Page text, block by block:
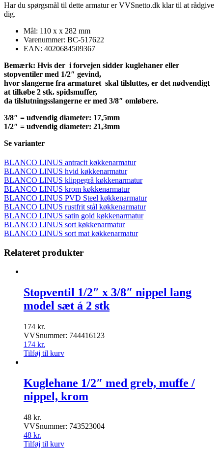
Har du spørgsmål til dette armatur er VVSnetto.dk klar til at rådgive
dig.
Mål: 110 x x 282 mm
Varenummer: BC-517622
EAN: 4020684509367
Bemærk: Hvis der i forvejen sidder kuglehaner eller
stopventiler med 1/2″ gevind,
hvor slangerne fra armaturet skal tilsluttes, er det nødvendigt
at tilkøbe 2 stk. spidsmuffer,
da tilslutningsslangerne er med 3/8″ omløbere.
3/8″ = udvendig diameter: 17,5mm
1/2″ = udvendig diameter: 21,3mm
Se varianter
BLANCO LINUS antracit køkkenarmatur
BLANCO LINUS hvid køkkenarmatur
BLANCO LINUS klippegrå køkkenarmatur
BLANCO LINUS krom køkkenarmatur
BLANCO LINUS PVD Steel køkkenarmatur
BLANCO LINUS rustfrit stål køkkenarmatur
BLANCO LINUS satin gold køkkenarmatur
BLANCO LINUS sort køkkenarmatur
BLANCO LINUS sort mat køkkenarmatur
Relateret produkter
Stopventil 1/2″ x 3/8″ nippel lang
model sæt á 2 stk
174 kr.
VVSnummer: 744416123
174 kr.
Tilføj til kurv
Kuglehane 1/2″ med greb, muffe /
nippel, krom
48 kr.
VVSnummer: 743523004
48 kr.
Tilføj til kurv